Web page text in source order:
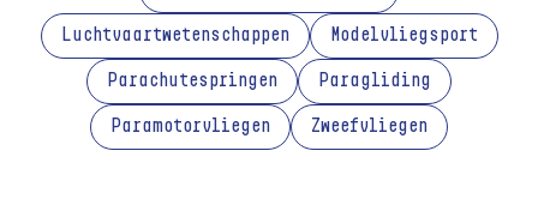
Luchtvaartwetenschappen Modelvliegsport
Parachutespringen Paragliding
Paramotorvliegen Zweefvliegen